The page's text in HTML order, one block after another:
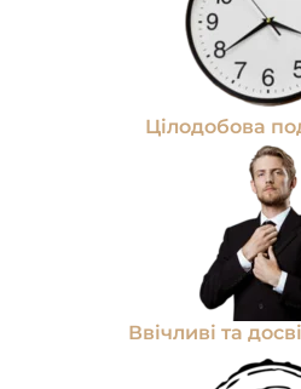
Цілодобова
Ввічливі та